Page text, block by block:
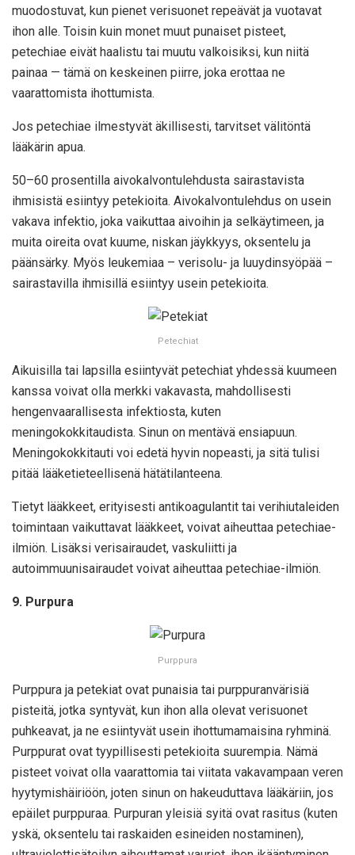
muodostuvat, kun pienet verisuonet repeävät ja vuotavat
ihon alle. Toisin kuin monet muut punaiset pisteet,
petechiae eivät haalistu tai muutu valkoisiksi, kun niitä
painaa — tämä on keskeinen piirre, joka erottaa ne
vaarattomista ihottumista.
Jos petechiae ilmestyvät äkillisesti, tarvitset välitöntä
lääkärin apua.
50–60 prosentilla aivokalvontulehdusta sairastavista
ihmisistä esiintyy petekioita. Aivokalvontulehdus on usein
vakava infektio, joka vaikuttaa aivoihin ja selkäytimeen, ja
muita oireita ovat kuume, niskan jäykkyys, oksentelu ja
päänsärky. Myös leukemiaa – verisolu- ja luuydinsyöpää –
sairastavilla ihmisillä esiintyy usein petekioita.
Petechiat
Aikuisilla tai lapsilla esiintyvät petechiat yhdessä kuumeen
kanssa voivat olla merkki vakavasta, mahdollisesti
hengenvaarallisesta infektiosta, kuten
meningokokkitaudista. Sinun on mentävä ensiapuun.
Meningokokkitauti voi edetä hyvin nopeasti, ja sitä tulisi
pitää lääketieteellisenä hätätilanteena.
Tietyt lääkkeet, erityisesti antikoagulantit tai verihiutaleiden
toimintaan vaikuttavat lääkkeet, voivat aiheuttaa petechiae-
ilmiön. Lisäksi verisairaudet, vaskuliitti ja
autoimmuunisairaudet voivat aiheuttaa petechiae-ilmiön.
9. Purpura
Purppura
Purppura ja petekiat ovat punaisia tai purppuranvärisiä
pisteitä, jotka syntyvät, kun ihon alla olevat verisuonet
puhkeavat, ja ne esiintyvät usein ihottumamaisina ryhminä.
Purppurat ovat tyypillisesti petekioita suurempia. Nämä
pisteet voivat olla vaarattomia tai viitata vakavampaan veren
hyytymishäiriöön, joten sinun on hakeuduttava lääkäriin, jos
epäilet purppuraa. Purpuran yleisiä syitä ovat rasitus (kuten
yskä, oksentelu tai raskaiden esineiden nostaminen),